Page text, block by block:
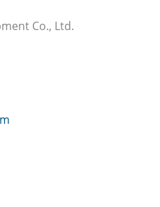
Co., Ltd.